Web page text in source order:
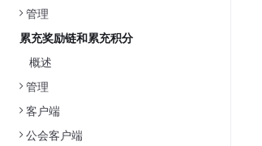
管理
累充奖励链和累充积分
概述
管理
客户端
公会客户端